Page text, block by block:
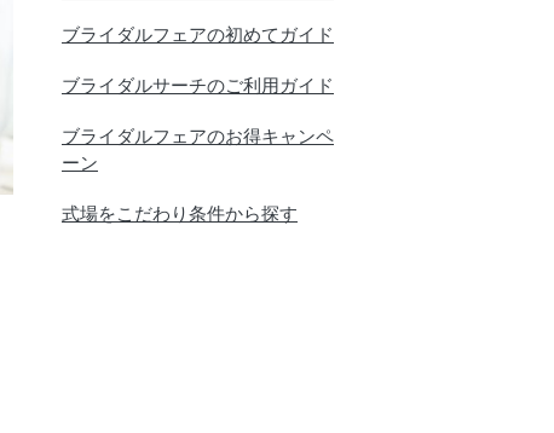
ブライダルフェアの初めてガイド
ブライダルサーチのご利用ガイド
ブライダルフェアのお得キャンペ
ーン
式場をこだわり条件から探す